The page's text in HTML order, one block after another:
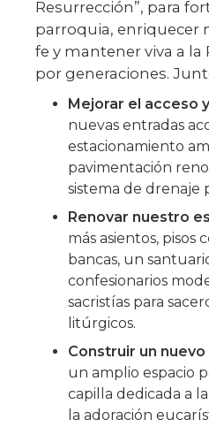
Resurrección”, para
parroquia, enriquecer
fe y mantener viva a la
por generaciones.
Mejorar el acceso
nuevas entradas
estacionamiento
pavimentación
sistema de drenaje
Renovar nuestro
más asientos, pisos
bancas, un
confesionarios
sacristías para
litúrgicos.
Construir un
un amplio espacio
capilla dedicada a
la adoración